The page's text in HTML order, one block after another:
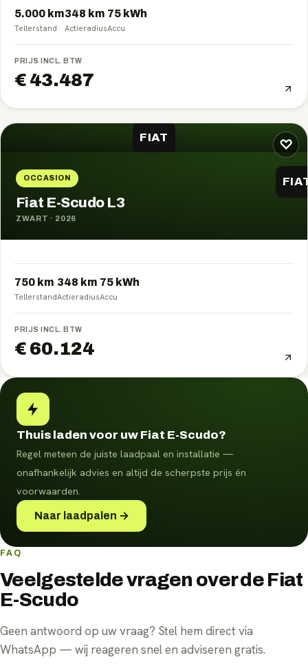
5.000 km
Tellerstand
348 km
Actieradius
75 kWh
Accu
PRIJS INCL. BTW
€ 43.487
♡
FIAT
OCCASION
Fiat E-Scudo L3
ZWART · 2026
750 km
Tellerstand
348 km
Actieradius
75 kWh
Accu
PRIJS INCL. BTW
€ 60.124
Thuis laden voor uw Fiat E-Scudo?
Regel meteen de juiste laadpaal en installatie —
onafhankelijk advies en altijd de scherpste prijs én
voorwaarden.
Naar laadpalen →
FAQ
Veelgestelde vragen over de Fiat
E-Scudo
Geen antwoord op uw vraag? Stel hem direct via
WhatsApp — wij reageren snel en adviseren gratis.